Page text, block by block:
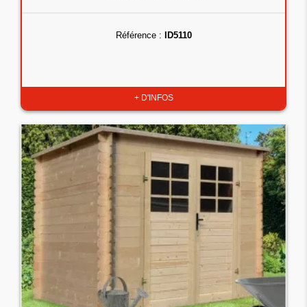
Référence : ID5110
+ D'INFOS